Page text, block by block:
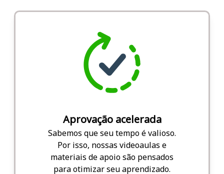
Aprovação acelerada
Sabemos que seu tempo é valioso.
Por isso, nossas videoaulas e
materiais de apoio são pensados
para otimizar seu aprendizado.